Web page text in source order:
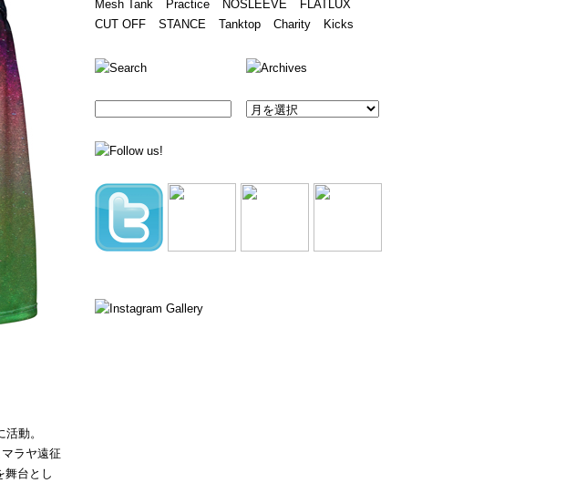
動。
ラヤ遠征
舞台とし
Mesh Tank
Practice NOSLEEVE
FLATLUX
CUT OFF
STANCE Tanktop Charity Kicks